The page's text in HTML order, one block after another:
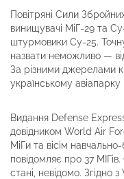
Повітряні Сили
винищувачі МіГ-29 та
штурмовики Су-25. Точну
назвати неможливо —
За різними джерелами
українському авіапарку
Видання Defense
довідником World Air
МіГи та вісім
повідомляє про 37
стані, невідомо. Згідно